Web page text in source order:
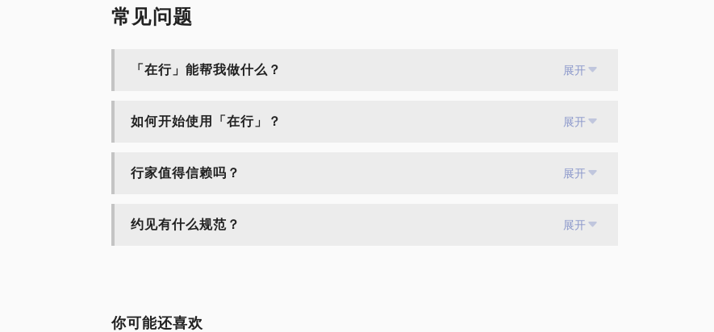
常见问题
「在行」能帮我做什么？ 展开
如何开始使用「在行」？ 展开
行家值得信赖吗？ 展开
约见有什么规范？ 展开
你可能还喜欢